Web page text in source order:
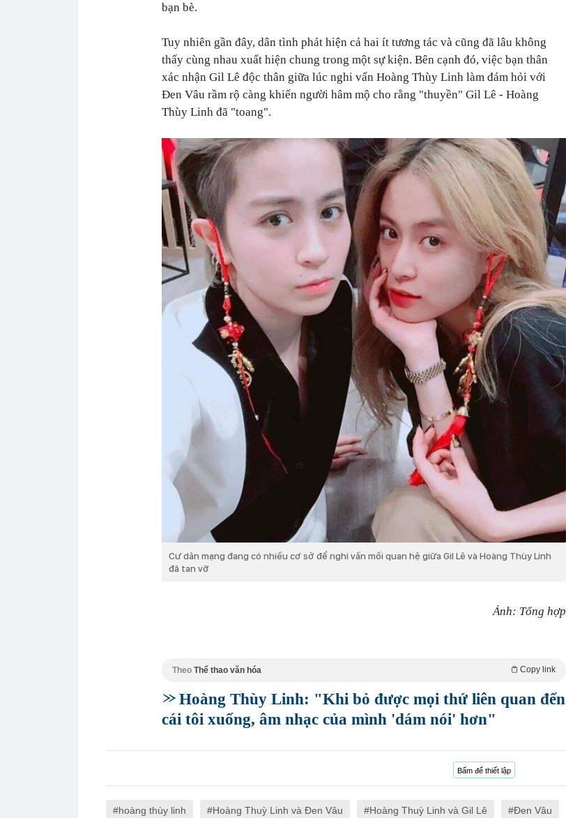
bạn bè.
Tuy nhiên gần đây, dân tình phát hiện cả hai ít tương tác và cũng đã lâu không
thấy cùng nhau xuất hiện chung trong một sự kiện. Bên cạnh đó, việc bạn thân
xác nhận Gil Lê độc thân giữa lúc nghi vấn Hoàng Thùy Linh làm đám hỏi với
Đen Vâu rầm rộ càng khiến người hâm mộ cho rằng "thuyền" Gil Lê - Hoàng
Thùy Linh đã "toang".
Cư dân mạng đang có nhiều cơ sở để nghi vấn mối quan hệ giữa Gil Lê và Hoàng Thùy Linh
đã tan vỡ
Ảnh: Tổng hợp
Theo Thể thao văn hóa Copy link
Hoàng Thùy Linh: "Khi bỏ được mọi thứ liên quan đến
cái tôi xuống, âm nhạc của mình 'dám nói' hơn"
Bấm để thiết lập
hoàng thùy linh Hoàng Thuỳ Linh và Đen Vâu Hoàng Thuỳ Linh và Gil Lê Đen Vâu